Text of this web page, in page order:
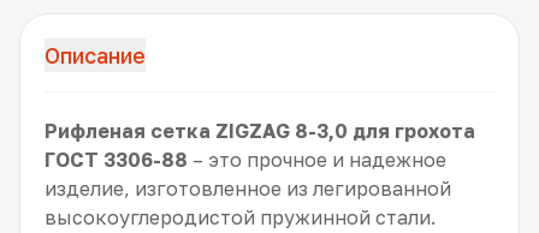
Описание
Рифленая сетка ZIGZAG 8-3,0 для грохота
ГОСТ 3306-88 – это прочное и надежное
изделие, изготовленное из легированной
высокоуглеродистой пружинной стали.